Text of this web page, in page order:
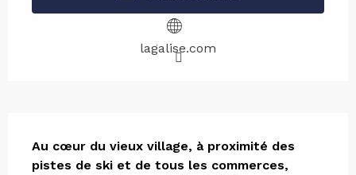
lagalise.com
Au cœur du vieux village, à proximité des
pistes de ski et de tous les commerces,